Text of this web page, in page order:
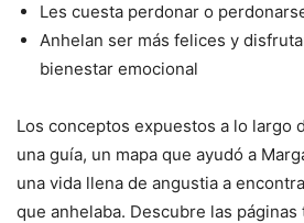
Les cuesta perdonar o
Anhelan ser más felices y
bienestar emocional
Los conceptos expuestos a lo largo
una guía, un mapa que ayudó a
una vida llena de angustia a
que anhelaba. Descubre las